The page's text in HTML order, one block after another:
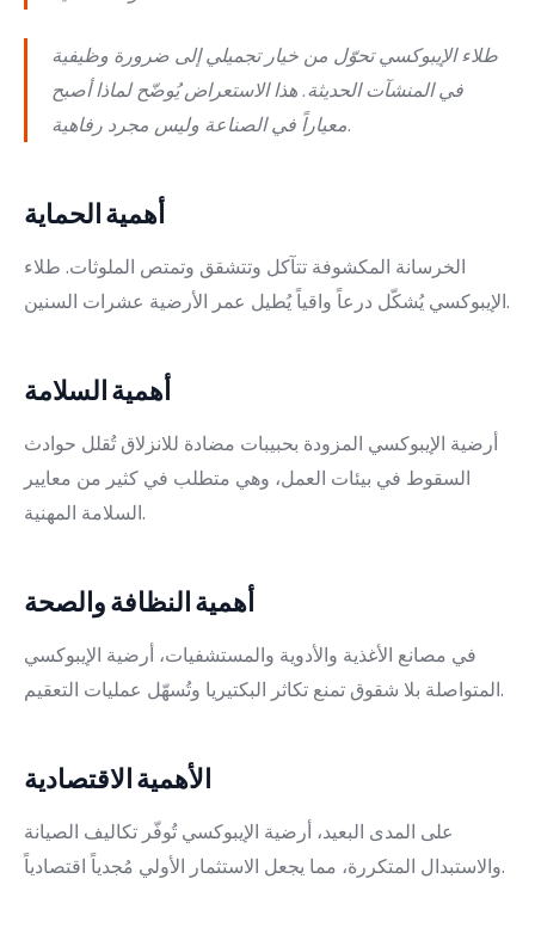
طلاء الإيبوكسي تحوّل من خيار تجميلي إلى ضرورة وظيفية
في المنشآت الحديثة. هذا الاستعراض يُوضّح لماذا أصبح
معياراً في الصناعة وليس مجرد رفاهية.
أهمية الحماية
الخرسانة المكشوفة تتآكل وتتشقق وتمتص الملوثات. طلاء
الإيبوكسي يُشكّل درعاً واقياً يُطيل عمر الأرضية عشرات السنين.
أهمية السلامة
أرضية الإيبوكسي المزودة بحبيبات مضادة للانزلاق تُقلل حوادث
السقوط في بيئات العمل، وهي متطلب في كثير من معايير
السلامة المهنية.
أهمية النظافة والصحة
في مصانع الأغذية والأدوية والمستشفيات، أرضية الإيبوكسي
المتواصلة بلا شقوق تمنع تكاثر البكتيريا وتُسهّل عمليات التعقيم.
الأهمية الاقتصادية
على المدى البعيد، أرضية الإيبوكسي تُوفّر تكاليف الصيانة
والاستبدال المتكررة، مما يجعل الاستثمار الأولي مُجدياً اقتصادياً.